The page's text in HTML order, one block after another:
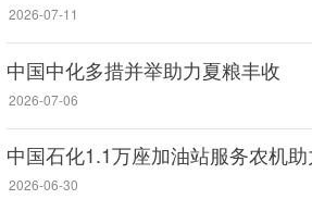
2026-07-11
中国中化多措并举助力夏粮丰收
2026-07-06
中国石化1.1万座加油站服务农机助
2026-06-30